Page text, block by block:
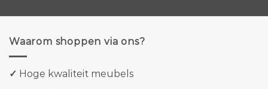
Waarom shoppen via ons?
✓ Hoge kwaliteit meubels